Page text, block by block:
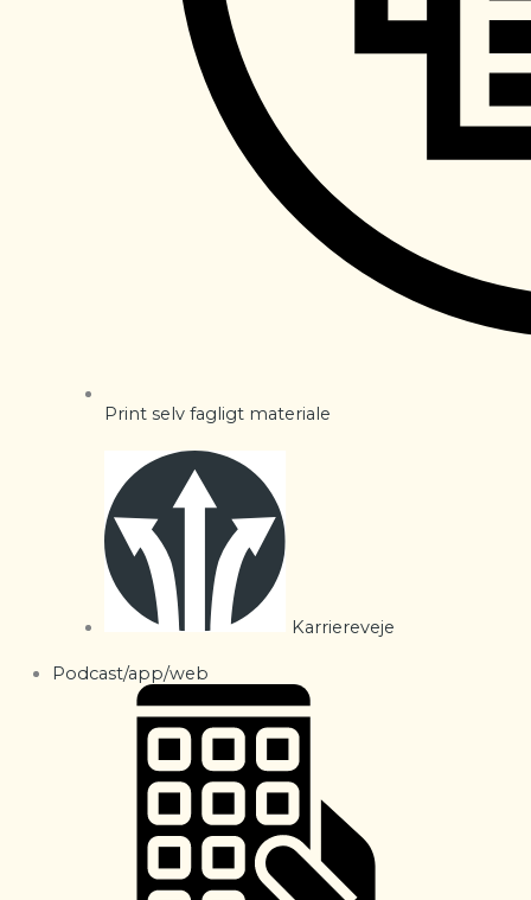
Print selv fagligt materiale
Karriereveje
Podcast/app/web